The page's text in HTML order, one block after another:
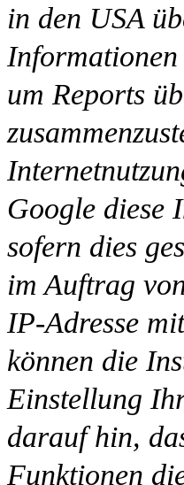
in den USA
Informationen
um Reports
Google diese
sofern dies
im Auftrag
IP-Adresse
können die
Einstellung
darauf hin,
Funktionen